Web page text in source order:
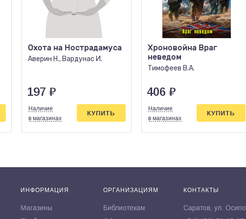
Охота на Нострадамуса
Аверин Н., Вардунас И.
197 ₽
Наличие
в магазинах
КУПИТЬ
Хроновойна Враг
неведом
Тимофеев В.А.
406 ₽
Наличие
в магазинах
КУПИТЬ
ИНФОРМАЦИЯ
Магазины
ОРГАНИЗАЦИЯМ
Библиотекам
КОНТАКТЫ
Саратов, ул.